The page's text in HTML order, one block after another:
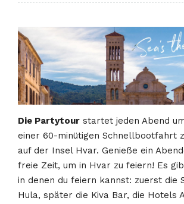
Die Partytour startet jeden Abend
einer 60-minütigen Schnellbootfahrt
auf der Insel Hvar. Genieße ein
freie Zeit, um in Hvar zu feiern! Es
in denen du feiern kannst: zuerst die
Hula, später die Kiva Bar, die Hotels